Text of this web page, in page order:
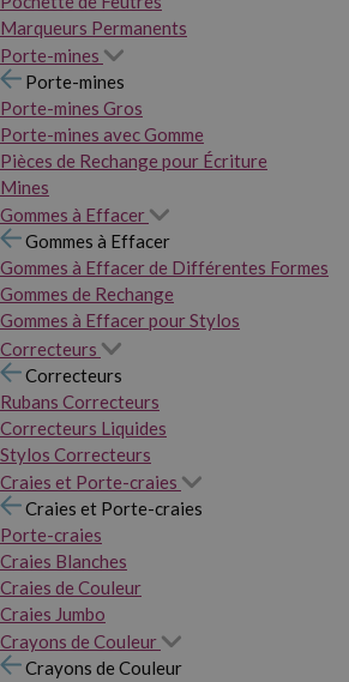
Marqueurs Permanents
Porte-mines
Porte-mines
Porte-mines Gros
Porte-mines avec Gomme
Pièces de Rechange pour Écriture
Mines
Gommes à Effacer
Gommes à Effacer
Gommes à Effacer de Différentes Formes
Gommes de Rechange
Gommes à Effacer pour Stylos
Correcteurs
Correcteurs
Rubans Correcteurs
Correcteurs Liquides
Stylos Correcteurs
Craies et Porte-craies
Craies et Porte-craies
Porte-craies
Craies Blanches
Craies de Couleur
Craies Jumbo
Crayons de Couleur
Crayons de Couleur